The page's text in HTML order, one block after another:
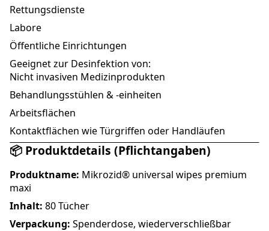
Rettungsdienste
Labore
Öffentliche Einrichtungen
Geeignet zur Desinfektion von:
Nicht invasiven Medizinprodukten
Behandlungsstühlen & -einheiten
Arbeitsflächen
Kontaktflächen wie Türgriffen oder Handläufen
📦 Produktdetails (Pflichtangaben)
Produktname: Mikrozid® universal wipes premium
maxi
Inhalt: 80 Tücher
Verpackung: Spenderdose, wiederverschließbar